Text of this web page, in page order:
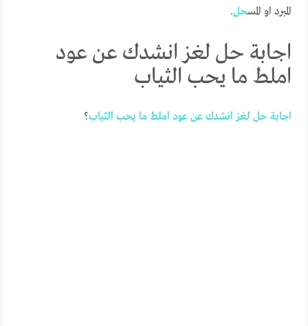
المبرد او المسحل.
اجابة حل لغز انشدك عن عود
املط ما يحب الثياب
اجابة حل لغز انشدك عن عود املط ما يحب الثياب؟